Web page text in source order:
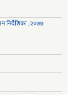
निर्देशिका ,२०७७